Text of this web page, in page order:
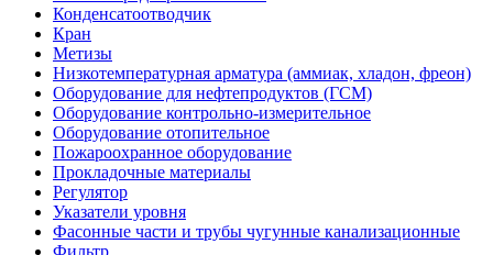
Конденсатоотводчик
Кран
Метизы
Низкотемпературная арматура (аммиак, хладон, фреон)
Оборудование для нефтепродуктов (ГСМ)
Оборудование контрольно-измерительное
Оборудование отопительное
Пожароохранное оборудование
Прокладочные материалы
Регулятор
Указатели уровня
Фасонные части и трубы чугунные канализационные
Фильтр